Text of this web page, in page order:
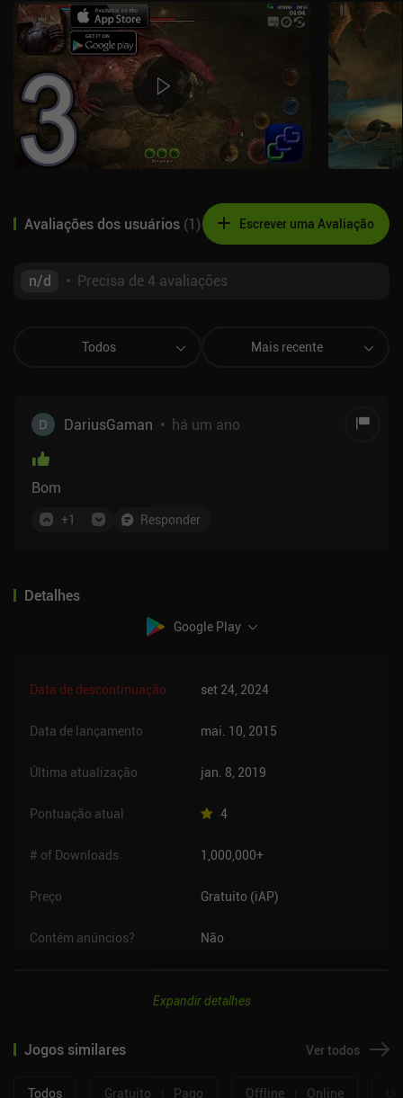
Avaliações dos usuários (1) Escrever uma Avaliação
n/d • Precisa de 4 avaliações
Todos Mais recente
DariusGaman • há um ano
Bom
+1 Responder
Detalhes
Google Play
Data de descontinuação set 24, 2024
Data de lançamento mai. 10, 2015
Última atualização jan. 8, 2019
Pontuação atual 4
# of Downloads 1,000,000+
Preço Gratuito (iAP)
Contém anúncios? Não
Expandir detalhes
Jogos similares Ver todos
Todos Gratuito Pago Offline Online